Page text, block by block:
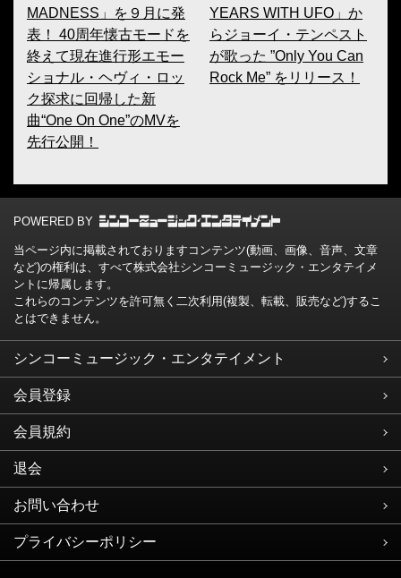
MADNESS」を９月に発
表！ 40周年懐古モードを
終えて現在進行形エモー
ショナル・ヘヴィ・ロッ
ク探求に回帰した新
曲“One On One”のMVを
先行公開！
YEARS WITH UFO」か
らジョーイ・テンペスト
が歌った ”Only You Can
Rock Me” をリリース！
POWERED BY
当ページ内に掲載されておりますコンテンツ(動画、画像、音声、文章
など)の権利は、すべて株式会社シンコーミュージック・エンタテイメ
ントに帰属します。
これらのコンテンツを許可無く二次利用(複製、転載、販売など)するこ
とはできません。
シンコーミュージック・エンタテイメント
会員登録
会員規約
退会
お問い合わせ
プライバシーポリシー